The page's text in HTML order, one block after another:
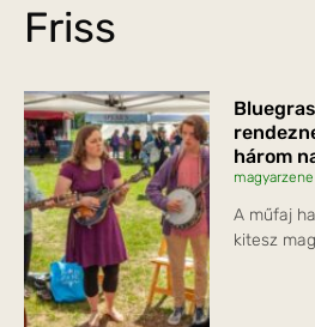
Friss
három
A műfaj
kitesz